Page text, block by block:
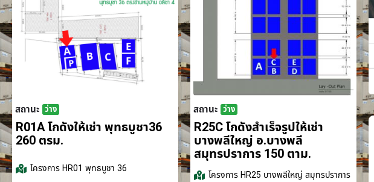
สถานะ ว่าง
R01A โกดังให้เช่า พุทธบูชา36
260 ตรม.
โครงการHR01 พุทธบูชา 36
สถานะ ว่าง
R25C โกดังสำเร็จรูปให้เช่า
บางพลีใหญ่ อ.บางพลี
สมุทรปราการ 150 ตาม.
โครงการHR25 บางพลีใหญ่ สมุทรปราการ